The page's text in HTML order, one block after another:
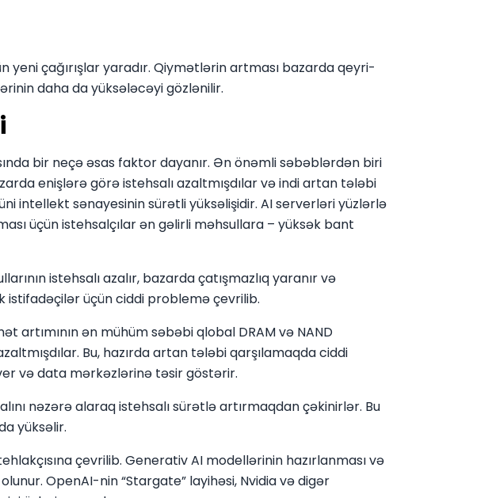
yeni çağırışlar yaradır. Qiymətlərin artması bazarda qeyri-
daha da yüksələcəyi gözlənilir.
bir neçə əsas faktor dayanır. Ən önəmli səbəblərdən biri
enişlərə görə istehsalı azaltmışdılar və indi artan tələbi
intellekt sənayesinin sürətli yüksəlişidir. AI serverləri yüzlərlə
üçün istehsalçılar ən gəlirli məhsullara – yüksək bant
istehsalı azalır, bazarda çatışmazlıq yaranır və
istifadəçilər üçün ciddi problemə çevrilib.
artımının ən mühüm səbəbi qlobal DRAM və NAND
Bu, hazırda artan tələbi qarşılamaqda ciddi
və data mərkəzlərinə təsir göstərir.
nəzərə alaraq istehsalı sürətlə artırmaqdan çəkinirlər. Bu
yüksəlir.
çevrilib. Generativ AI modellərinin hazırlanması və
OpenAI-nin “Stargate” layihəsi, Nvidia və digər